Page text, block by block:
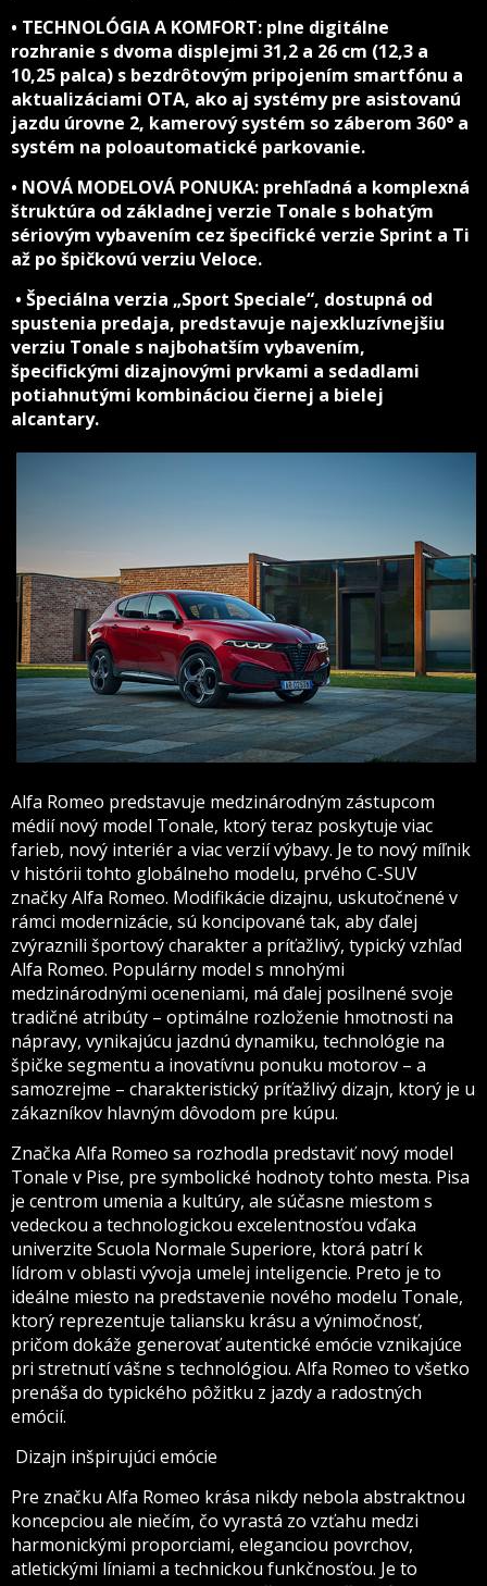
• TECHNOLÓGIA A KOMFORT: plne digitálne
rozhranie s dvoma displejmi 31,2 a 26 cm (12,3 a
10,25 palca) s bezdrôtovým pripojením smartfónu a
aktualizáciami OTA, ako aj systémy pre asistovanú
jazdu úrovne 2, kamerový systém so záberom 360° a
systém na poloautomatické parkovanie.
• NOVÁ MODELOVÁ PONUKA: prehľadná a komplexná
štruktúra od základnej verzie Tonale s bohatým
sériovým vybavením cez špecifické verzie Sprint a Ti
až po špičkovú verziu Veloce.
• Špeciálna verzia „Sport Speciale“, dostupná od
spustenia predaja, predstavuje najexkluzívnejšiu
verziu Tonale s najbohatším vybavením,
špecifickými dizajnovými prvkami a sedadlami
potiahnutými kombináciou čiernej a bielej
alcantary.
Alfa Romeo predstavuje medzinárodným zástupcom
médií nový model Tonale, ktorý teraz poskytuje viac
farieb, nový interiér a viac verzií výbavy. Je to nový míľnik
v histórii tohto globálneho modelu, prvého C-SUV
značky Alfa Romeo. Modifikácie dizajnu, uskutočnené v
rámci modernizácie, sú koncipované tak, aby ďalej
zvýraznili športový charakter a príťažlivý, typický vzhľad
Alfa Romeo. Populárny model s mnohými
medzinárodnými oceneniami, má ďalej posilnené svoje
tradičné atribúty – optimálne rozloženie hmotnosti na
nápravy, vynikajúcu jazdnú dynamiku, technológie na
špičke segmentu a inovatívnu ponuku motorov – a
samozrejme – charakteristický príťažlivý dizajn, ktorý je u
zákazníkov hlavným dôvodom pre kúpu.
Značka Alfa Romeo sa rozhodla predstaviť nový model
Tonale v Pise, pre symbolické hodnoty tohto mesta. Pisa
je centrom umenia a kultúry, ale súčasne miestom s
vedeckou a technologickou excelentnosťou vďaka
univerzite Scuola Normale Superiore, ktorá patrí k
lídrom v oblasti vývoja umelej inteligencie. Preto je to
ideálne miesto na predstavenie nového modelu Tonale,
ktorý reprezentuje taliansku krásu a výnimočnosť,
pričom dokáže generovať autentické emócie vznikajúce
pri stretnutí vášne s technológiou. Alfa Romeo to všetko
prenáša do typického pôžitku z jazdy a radostných
emócií.
Dizajn inšpirujúci emócie
Pre značku Alfa Romeo krása nikdy nebola abstraktnou
koncepciou ale niečím, čo vyrastá zo vzťahu medzi
harmonickými proporciami, eleganciou povrchov,
atletickými líniami a technickou funkčnosťou. Je to